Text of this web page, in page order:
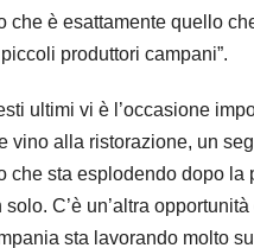
che è esattamente quello
produttori campani”.
ultimi vi è l’occasione
vino alla ristorazione, un
che sta esplodendo dopo la
solo. C’è un’altra
sta lavorando molto